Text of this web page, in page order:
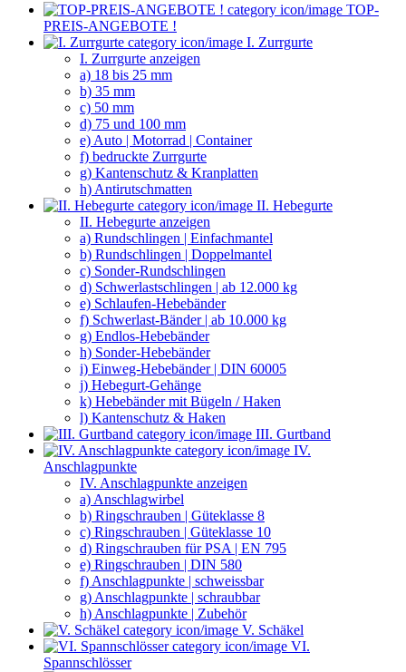
TOP-
PREIS-ANGEBOTE !
I. Zurrgurte
I. Zurrgurte anzeigen
a) 18 bis 25 mm
b) 35 mm
c) 50 mm
d) 75 und 100 mm
e) Auto | Motorrad | Container
f) bedruckte Zurrgurte
g) Kantenschutz & Kranplatten
h) Antirutschmatten
II. Hebegurte
II. Hebegurte anzeigen
a) Rundschlingen | Einfachmantel
b) Rundschlingen | Doppelmantel
c) Sonder-Rundschlingen
d) Schwerlastschlingen | ab 12.000 kg
e) Schlaufen-Hebebänder
f) Schwerlast-Bänder | ab 10.000 kg
g) Endlos-Hebebänder
h) Sonder-Hebebänder
i) Einweg-Hebebänder | DIN 60005
j) Hebegurt-Gehänge
k) Hebebänder mit Bügeln / Haken
l) Kantenschutz & Haken
III. Gurtband
IV.
Anschlagpunkte
IV. Anschlagpunkte anzeigen
a) Anschlagwirbel
b) Ringschrauben | Güteklasse 8
c) Ringschrauben | Güteklasse 10
d) Ringschrauben für PSA | EN 795
e) Ringschrauben | DIN 580
f) Anschlagpunkte | schweissbar
g) Anschlagpunkte | schraubbar
h) Anschlagpunkte | Zubehör
V. Schäkel
VI.
Spannschlösser